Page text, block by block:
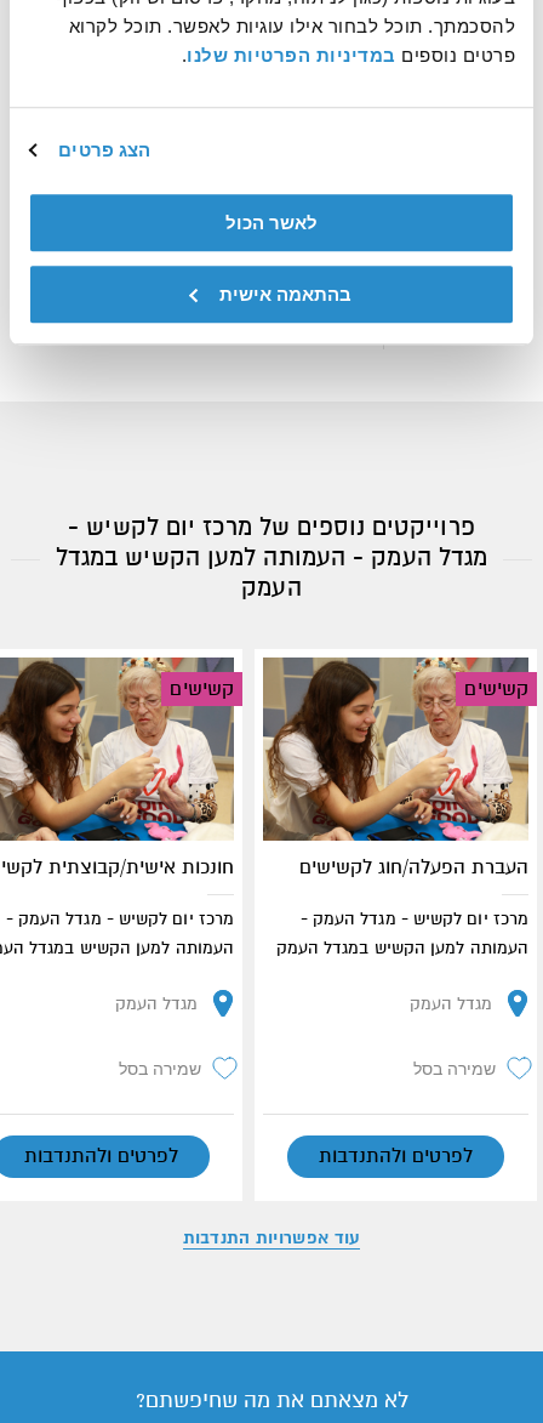
פרטים נוספים במדיניות הפרטיות שלנו.
הצג פרטים
לאשר הכול
בהתאמה אישית
שליחה
שמירה בסל שתפו
פרוייקטים נוספים של מרכז יום לקשיש -
מגדל העמק - העמותה למען הקשיש במגדל
העמק
קשישים
העברת הפעלה/חוג לקשישים
מרכז יום לקשיש - מגדל העמק -
העמותה למען הקשיש במגדל העמק
מגדל העמק
שמירה בסל
לפרטים ולהתנדבות
קשישים
חונכות אישית/קבוצתית
מרכז יום לקשיש - מגדל העמק -
העמותה למען הקשיש במגדל
מגדל העמק
שמירה בסל
לפרטים ולהתנדבות
עוד אפשרויות התנדבות
לא מצאתם את מה שחיפשתם?